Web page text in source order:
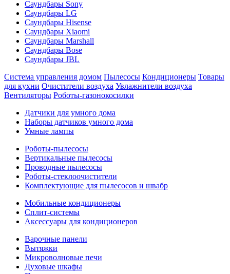
Саундбары Sony
Саундбары LG
Саундбары Hisense
Саундбары Xiaomi
Саундбары Marshall
Саундбары Bose
Саундбары JBL
Система управления домом Пылесосы Кондиционеры Товары
для кухни Очистители воздуха Увлажнители воздуха
Вентиляторы Роботы-газонокосилки
Датчики для умного дома
Наборы датчиков умного дома
Умные лампы
Роботы-пылесосы
Вертикальные пылесосы
Проводные пылесосы
Роботы-стеклоочистители
Комплектующие для пылесосов и швабр
Мобильные кондиционеры
Сплит-системы
Аксессуары для кондиционеров
Варочные панели
Вытяжки
Микроволновые печи
Духовые шкафы